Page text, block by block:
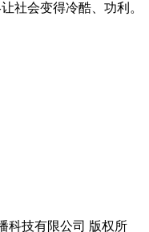
社会变得冷酷、功利。
科技有限公司 版权所